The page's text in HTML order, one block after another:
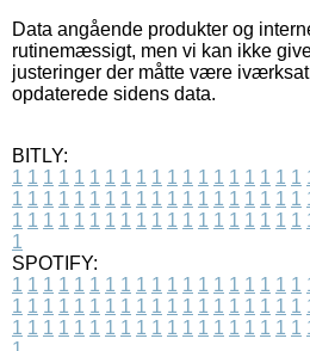
Data angående produkter og
rutinemæssigt, men vi kan ikke
justeringer der måtte være
opdaterede sidens data.
BITLY:
1 1 1 1 1 1 1 1 1 1 1 1 1 1 1 1 1 1 1
1 1 1 1 1 1 1 1 1 1 1 1 1 1 1 1 1 1 1
1 1 1 1 1 1 1 1 1 1 1 1 1 1 1 1 1 1 1
1
SPOTIFY:
1 1 1 1 1 1 1 1 1 1 1 1 1 1 1 1 1 1 1
1 1 1 1 1 1 1 1 1 1 1 1 1 1 1 1 1 1 1
1 1 1 1 1 1 1 1 1 1 1 1 1 1 1 1 1 1 1